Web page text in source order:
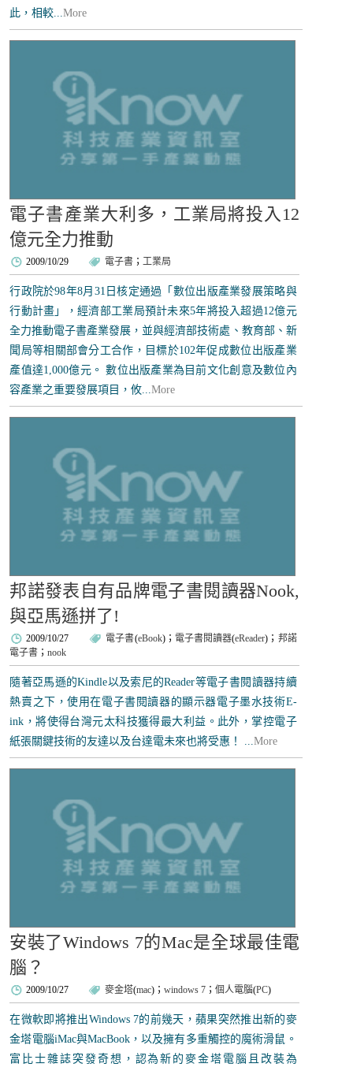
此，相較...More
電子書產業大利多，工業局將投入12
億元全力推動
2009/10/29 電子書 ；工業局
行政院於98年8月31日核定通過「數位出版產業發展策略與
行動計畫」，經濟部工業局預計未來5年將投入超過12億元
全力推動電子書產業發展，並與經濟部技術處、教育部、新
聞局等相關部會分工合作，目標於102年促成數位出版產業
產值達1,000億元。 數位出版產業為目前文化創意及數位內
容產業之重要發展項目，攸...More
邦諾發表自有品牌電子書閱讀器Nook,
與亞馬遜拼了!
2009/10/27 電子書(eBook)； 電子書閱讀器(eReader)； 邦諾
電子書 ；nook
隨著亞馬遜的Kindle以及索尼的Reader等電子書閱讀器持續
熱賣之下，使用在電子書閱讀器的顯示器電子墨水技術E-
ink，將使得台灣元太科技獲得最大利益。此外，掌控電子
紙張關鍵技術的友達以及台達電未來也將受惠！ ...More
安裝了Windows 7的Mac是全球最佳電
腦？
2009/10/27 麥金塔(mac)；windows 7 ；個人電腦(PC)
在微軟即將推出Windows 7的前幾天，蘋果突然推出新的麥
金塔電腦iMac與MacBook，以及擁有多重觸控的魔術滑鼠。
富比士雜誌突發奇想，認為新的麥金塔電腦且改裝為